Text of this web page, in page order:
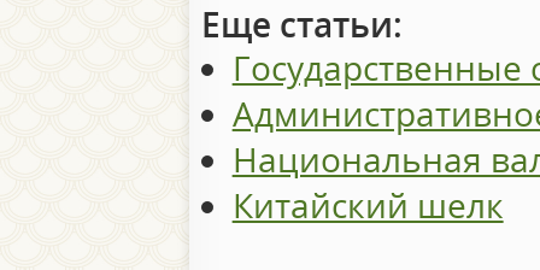
Еще статьи:
Национальная
Китайский шелк